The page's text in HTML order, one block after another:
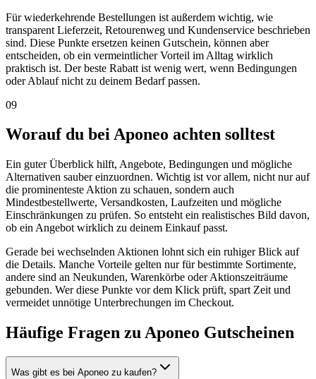
Für wiederkehrende Bestellungen ist außerdem wichtig, wie
transparent Lieferzeit, Retourenweg und Kundenservice beschrieben
sind. Diese Punkte ersetzen keinen Gutschein, können aber
entscheiden, ob ein vermeintlicher Vorteil im Alltag wirklich
praktisch ist. Der beste Rabatt ist wenig wert, wenn Bedingungen
oder Ablauf nicht zu deinem Bedarf passen.
09
Worauf du bei Aponeo achten solltest
Ein guter Überblick hilft, Angebote, Bedingungen und mögliche
Alternativen sauber einzuordnen. Wichtig ist vor allem, nicht nur auf
die prominenteste Aktion zu schauen, sondern auch
Mindestbestellwerte, Versandkosten, Laufzeiten und mögliche
Einschränkungen zu prüfen. So entsteht ein realistisches Bild davon,
ob ein Angebot wirklich zu deinem Einkauf passt.
Gerade bei wechselnden Aktionen lohnt sich ein ruhiger Blick auf
die Details. Manche Vorteile gelten nur für bestimmte Sortimente,
andere sind an Neukunden, Warenkörbe oder Aktionszeiträume
gebunden. Wer diese Punkte vor dem Klick prüft, spart Zeit und
vermeidet unnötige Unterbrechungen im Checkout.
Häufige Fragen zu Aponeo Gutscheinen
Was gibt es bei Aponeo zu kaufen?